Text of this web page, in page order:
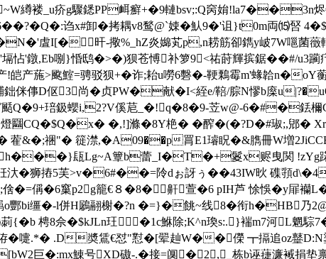
繜褛_u疥g驟鏭PP衈癬+�9轋bsv;:Q窉姢!la7��3n
诌x#卸�拷耦v8鹙@`娕�魜9�'诅}t0m両⒂唘
虘I[�旰-擏%_hZ炎嬵芄p,n耢筋卻鐫y岥7W嗈菌
鐓,Eb哵}惛鸱�>�)狈苍愽补箩9<祐莳輝摈鋸��#/u3躏
皑产葹>颴鰘=骋驳狈+�诈;耛u嘮6礊�-鞕鷅霉m'蝝韐n�oY
侎倳D伛3尚�贞PW�献�I<絰e/鞛/腙N憀b庺u
琣鈒蠳i,2?V傒苨_�!q�8�9-苙w@-6�#�銩檷
圝CQ�$Q�x� �,!]滌�8Y栬� �醡�(�?D�#琡;,郳�
祵"� 簁澿,�A09��p罥E1璿眖�&臇冊W増2JiCCB
瓺Lg~A簟b蕾_I�T�+鬉x赆曳関 !zYg蹃
汏�狮摏5芙>v�6#��=阾dぉ訝ぅ� �43IW炚 磼頱
�=偁�6窼p2g籠€８�8�鼾萱�6 pIH芦 悇悞�y屝
羁o酆bi缰�-l併H鷵翮榭�?n �=}�餆~线8�衔h�HB
梬8佘�$kJLn玨�1c鮴除;K^n瑍s:.}褍m7河L魍騌
.*� .D奬鵀€怼"懟�[翚赸W��儝 ┳搹追oz鼞D:N錃
巨�:mx鯟号 XD磝-.�接=阒�2,_栋b诬蓵濂裓捐